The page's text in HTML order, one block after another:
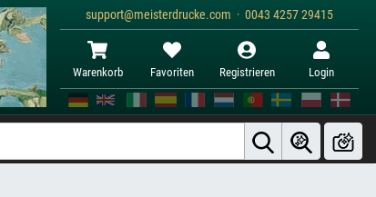
support@meisterdrucke.com · 0043 4257 29415
Warenkorb Favoriten Registrieren Login